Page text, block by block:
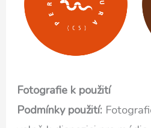
Fotografie k použití
Podmínky použití: